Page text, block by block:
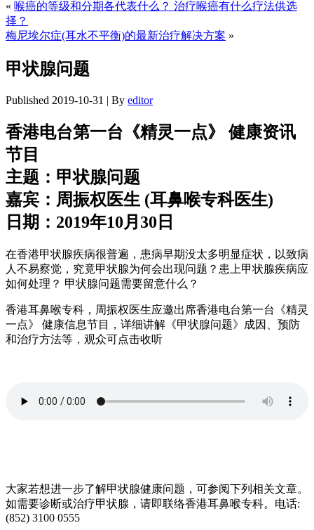
« 喉癌的等级和分期各代表什么？ 治疗喉癌有什么疗法供选
择？
梅尼埃尔症(耳水不平衡)的最新治疗解决方案 »
甲状腺问题
Published 2019-10-31 | By editor
香港电台第一台《精灵一点》 健康资讯
节目
主题：甲状腺问题
嘉宾：周振权医生 (耳鼻喉专科医生)
日期：2019年10月30日
在香港甲状腺疾病很普遍，患病早期没太多明显症状，以致病
人不易察觉，究竟甲状腺为何会出现问题？患上甲状腺疾病应
如何处理？ 甲状腺问题需要留意什么？
香港耳鼻喉专科，周振权医生应邀出席香港电台第一台《精灵
一点》 健康信息节目，详细讲解《甲状腺问题》成因、预防
和治疗方法等，观众可点击收听
大家若想进一步了解甲状腺健康问题，可参阅下列相关文章。
如需要诊断或治疗甲状腺，请即联络香港耳鼻喉专科。电话:
(852) 3100 0555